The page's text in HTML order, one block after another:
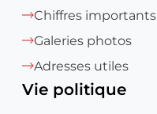
Chiffres importants
Galeries photos
Adresses utiles
Vie politique